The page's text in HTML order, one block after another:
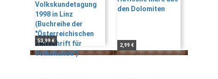
"Österreichischen
Zeitschrift für
Volkskunde")
53,99 €
2,99 €